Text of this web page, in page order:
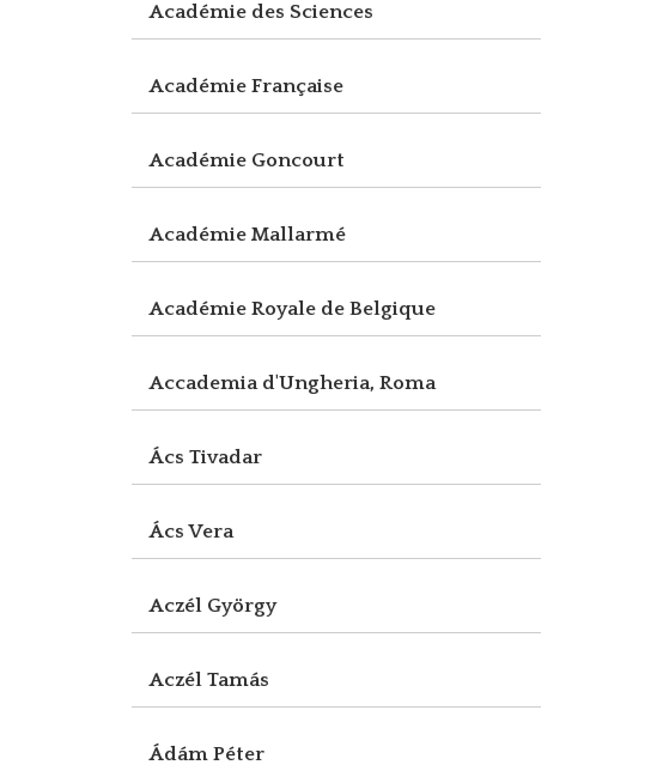
Académie des Sciences
Académie Française
Académie Goncourt
Académie Mallarmé
Académie Royale de Belgique
Accademia d'Ungheria, Roma
Ács Tivadar
Ács Vera
Aczél György
Aczél Tamás
Ádám Péter